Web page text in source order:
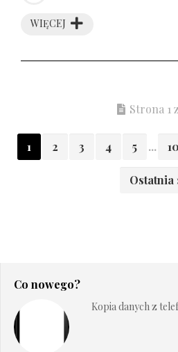
WIĘCEJ
Strona 1
1 2 3 4 5 ... 10
Ostatnia
Co nowego?
Kopia danych z